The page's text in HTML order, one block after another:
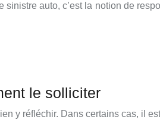
auto, c’est la notion de
le solliciter
y réfléchir. Dans certains cas, il